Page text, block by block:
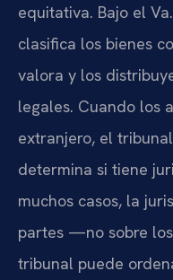
equitativa. Bajo el
clasifica los bienes
valora y los
legales. Cuando los
extranjero, el
determina si tiene
muchos casos, la
partes —no sobre
tribunal puede